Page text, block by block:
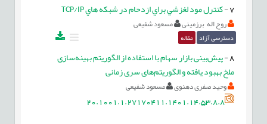
7
-کنترل مود لغزشي براي ازدحام در شبکه هاي TCP/IP
روح اله برزمینی مسعود شفیعی
دسترسی آزاد مقاله
8
-پیش‌بینی بازار سهام با استفاده از الگوریتم بهینه‌سازی
ملخ بهبود یافته و الگوریتم‌های سری زمانی
وحید صفری دهنوی مسعود شفیعی
20.1001.1.27170411.1401.14.53.8.8